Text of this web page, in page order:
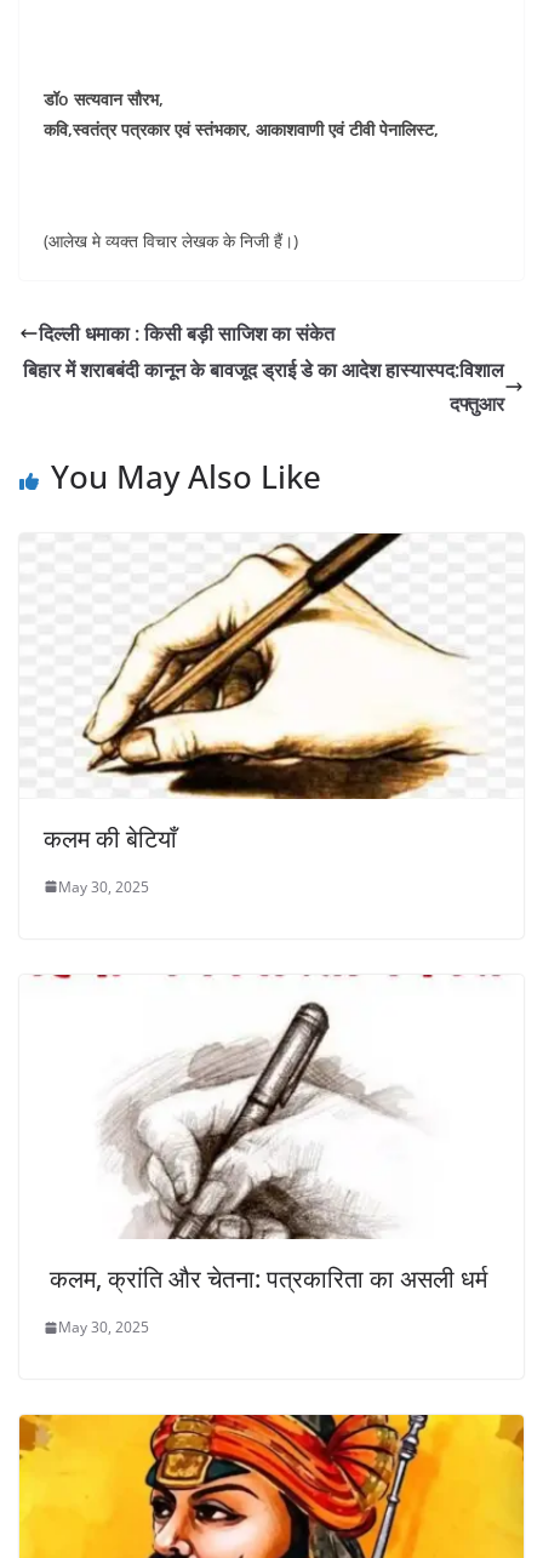
डॉo सत्यवान सौरभ,
कवि,स्वतंत्र पत्रकार एवं स्तंभकार, आकाशवाणी एवं टीवी पेनालिस्ट,
(आलेख मे व्यक्त विचार लेखक के निजी हैं।)
दिल्ली धमाका : किसी बड़ी साजिश का संकेत
बिहार में शराबबंदी कानून के बावजूद ड्राई डे का आदेश हास्यास्पद:विशाल
दफ्तुआर
You May Also Like
कलम की बेटियाँ
May 30, 2025
कलम, क्रांति और चेतना: पत्रकारिता का असली धर्म
May 30, 2025